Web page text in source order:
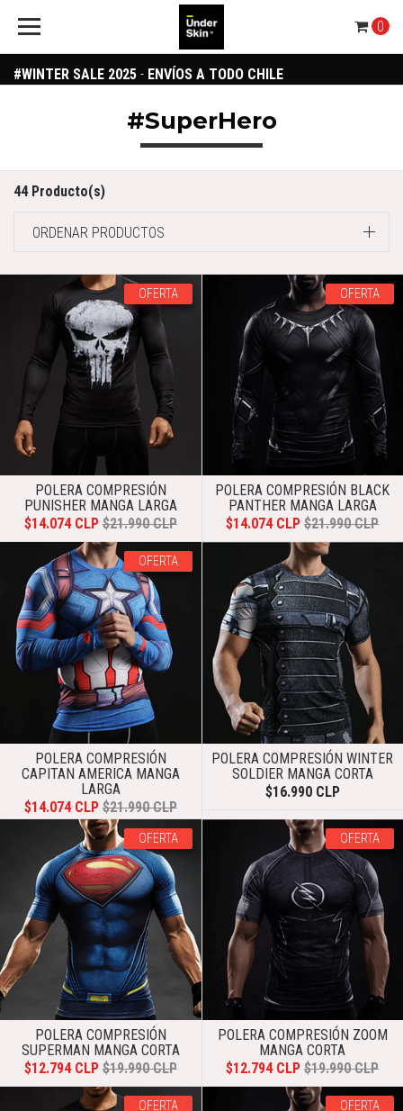
#WINTER SALE 2025 - ENVÍOS A TODO CHILE
0
#SuperHero
44 Producto(s)
ORDENAR PRODUCTOS
OFERTA
POLERA COMPRESIÓN
PUNISHER MANGA LARGA
$14.074 CLP $21.990 CLP
OFERTA
POLERA COMPRESIÓN BLACK
PANTHER MANGA LARGA
$14.074 CLP $21.990 CLP
OFERTA
POLERA COMPRESIÓN
CAPITAN AMERICA MANGA
LARGA
$14.074 CLP $21.990 CLP
POLERA COMPRESIÓN WINTER
SOLDIER MANGA CORTA
$16.990 CLP
OFERTA
POLERA COMPRESIÓN
SUPERMAN MANGA CORTA
$12.794 CLP $19.990 CLP
OFERTA
POLERA COMPRESIÓN ZOOM
MANGA CORTA
$12.794 CLP $19.990 CLP
OFERTA OFERTA